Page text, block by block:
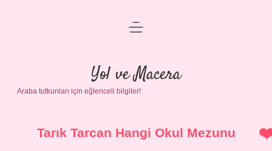
Anasayfa
Gizlilik Politikası
Yasal Uyarı
menüyü
Yol ve Macera
Araba tutkunları için eğlenceli bilgiler!
Tarık Tarcan Hangi Okul Mezunu